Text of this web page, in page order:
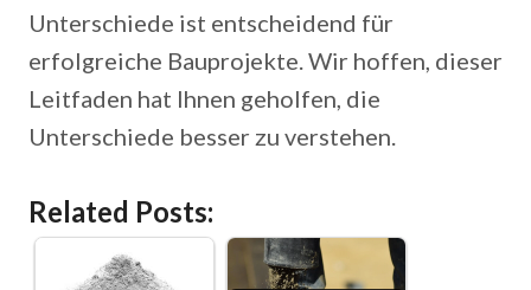
Unterschiede ist entscheidend für
erfolgreiche Bauprojekte. Wir hoffen, dieser
Leitfaden hat Ihnen geholfen, die
Unterschiede besser zu verstehen.
Related Posts: